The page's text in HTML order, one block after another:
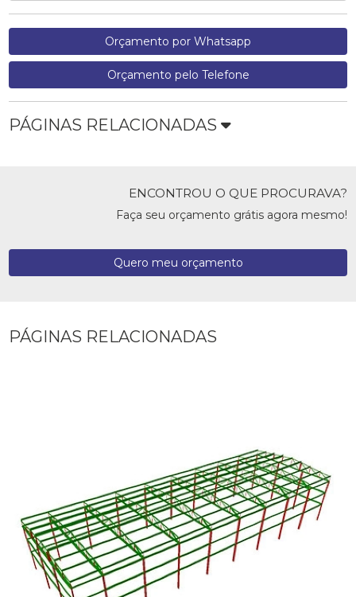
Orçamento por Whatsapp
Orçamento pelo Telefone
PÁGINAS RELACIONADAS
ENCONTROU O QUE PROCURAVA?
Faça seu orçamento grátis agora mesmo!
Quero meu orçamento
PÁGINAS RELACIONADAS